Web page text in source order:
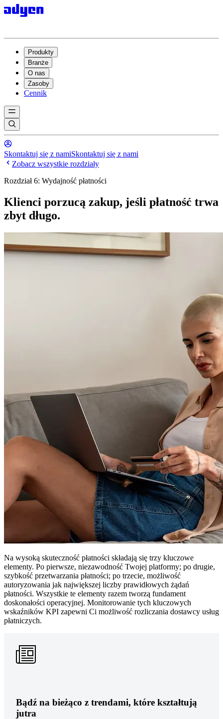
Produkty
Branże
O nas
Zasoby
Cennik
Skontaktuj się z namiSkontaktuj się z nami
Zobacz wszystkie rozdziały
Rozdział 6: Wydajność płatności
Klienci porzucą zakup, jeśli płatność trwa
zbyt długo.
Na wysoką skuteczność płatności składają się trzy kluczowe
elementy. Po pierwsze, niezawodność Twojej platformy; po drugie,
szybkość przetwarzania płatności; po trzecie, możliwość
autoryzowania jak największej liczby prawidłowych żądań
płatności. Wszystkie te elementy razem tworzą fundament
doskonałości operacyjnej. Monitorowanie tych kluczowych
wskaźników KPI zapewni Ci możliwość rozliczania dostawcy usług
płatniczych.
Bądź na bieżąco z trendami, które kształtują
jutra